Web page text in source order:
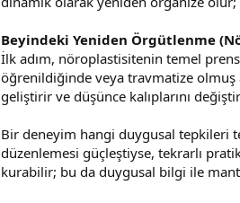
Beyindeki Yeniden Örgütlenme
İlk adım, nöroplastisitenin temel
öğrenildiğinde veya travmatize olmuş
geliştirir ve düşünce kalıplarını
Bir deneyim hangi duygusal tepkileri
düzenlemesi güçleştiyse, tekrarlı
kurabilir; bu da duygusal bilgi ile